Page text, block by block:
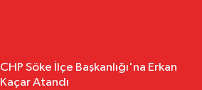
CHP Söke İlçe Başkanlığı'na Erkan
Kaçar Atandı